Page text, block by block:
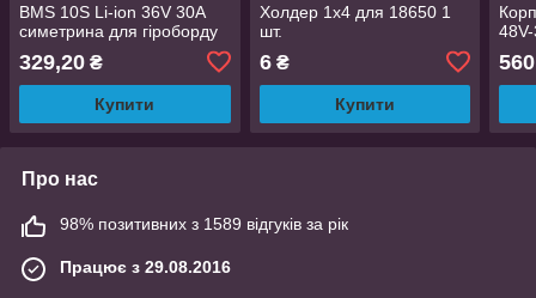
BMS 10S Li-ion 36V 30А
симетрина для гіроборду
329,20 ₴
Купити
Холдер 1х4 для 18650 1
шт.
6₴
Купити
Про нас
98% позитивних з 1589 відгуків за рік
Працює з 29.08.2016